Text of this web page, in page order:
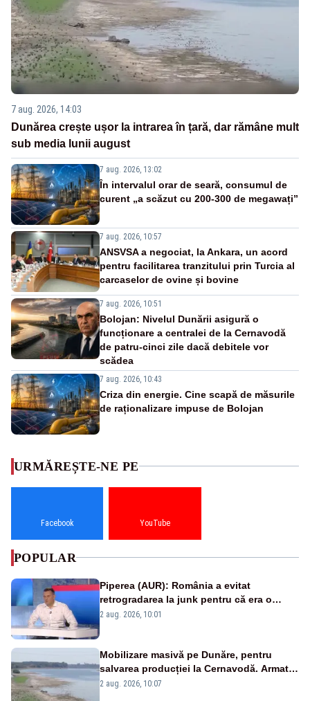
7 aug. 2026, 14:03
Dunărea crește ușor la intrarea în țară, dar rămâne mult
sub media lunii august
7 aug. 2026, 13:02
În intervalul orar de seară, consumul de
curent „a scăzut cu 200-300 de megawați”
7 aug. 2026, 10:57
ANSVSA a negociat, la Ankara, un acord
pentru facilitarea tranzitului prin Turcia al
carcaselor de ovine și bovine
7 aug. 2026, 10:51
Bolojan: Nivelul Dunării asigură o
funcționare a centralei de la Cernavodă
de patru-cinci zile dacă debitele vor
scădea
7 aug. 2026, 10:43
Criza din energie. Cine scapă de măsurile
de raționalizare impuse de Bolojan
URMĂREȘTE-NE PE
Facebook YouTube
POPULAR
Piperea (AUR): România a evitat
retrogradarea la junk pentru că era o
catastrofă pentru bănci și fondurile de
2 aug. 2026, 10:01
Mobilizare masivă pe Dunăre, pentru
salvarea producției la Cernavodă. Armata
va detona o stâncă și va devia apa
2 aug. 2026, 10:07